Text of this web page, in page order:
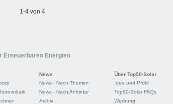
1-4 von 4
Erneuerbaren Energien
News
News - Nach Themen
News - Nach Anbieter
Archiv
Über Top50-Solar
Idee und Profil
Top50-Solar FAQs
Werbung